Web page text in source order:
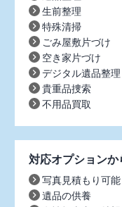
生前整理
特殊清掃
ごみ屋敷片づけ
空き家片づけ
デジタル遺品整理
貴重品捜索
不用品買取
対応オプション
写真見積もり可能
遺品の供養